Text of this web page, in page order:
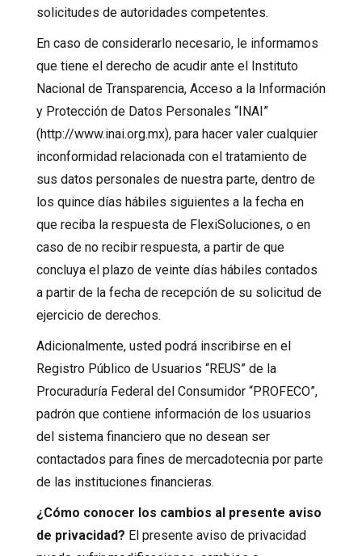
solicitudes de autoridades competentes.
En caso de considerarlo necesario, le informamos
que tiene el derecho de acudir ante el Instituto
Nacional de Transparencia, Acceso a la Información
y Protección de Datos Personales “INAI”
(http://www.inai.org.mx), para hacer valer cualquier
inconformidad relacionada con el tratamiento de
sus datos personales de nuestra parte, dentro de
los quince días hábiles siguientes a la fecha en
que reciba la respuesta de FlexiSoluciones, o en
caso de no recibir respuesta, a partir de que
concluya el plazo de veinte días hábiles contados
a partir de la fecha de recepción de su solicitud de
ejercicio de derechos.
Adicionalmente, usted podrá inscribirse en el
Registro Público de Usuarios “REUS” de la
Procuraduría Federal del Consumidor “PROFECO”,
padrón que contiene información de los usuarios
del sistema financiero que no desean ser
contactados para fines de mercadotecnia por parte
de las instituciones financieras.
¿Cómo conocer los cambios al presente aviso
de privacidad? El presente aviso de privacidad